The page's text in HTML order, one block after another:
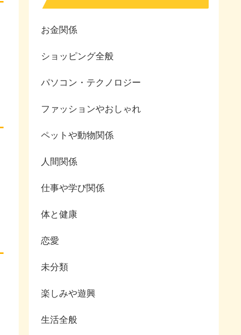
お金関係
ショッピング全般
パソコン・テクノロジー
ファッションやおしゃれ
ペットや動物関係
人間関係
仕事や学び関係
体と健康
恋愛
未分類
楽しみや遊興
生活全般